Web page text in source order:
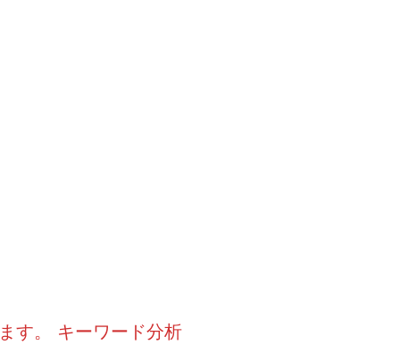
す。 キーワード分析